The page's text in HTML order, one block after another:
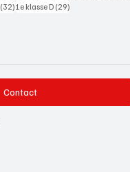
(32)32 posts
1e klasse D (29)
Contact